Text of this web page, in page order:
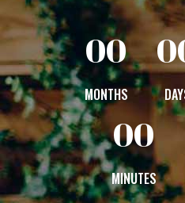
00
MONTHS
00
MINUTES